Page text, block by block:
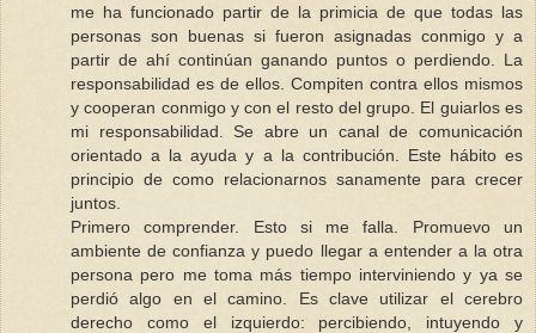
me ha funcionado partir de la primicia de que todas las
personas son buenas si fueron asignadas conmigo y a
partir de ahí continúan ganando puntos o perdiendo. La
responsabilidad es de ellos. Compiten contra ellos mismos
y cooperan conmigo y con el resto del grupo. El guiarlos es
mi responsabilidad. Se abre un canal de comunicación
orientado a la ayuda y a la contribución. Este hábito es
principio de como relacionarnos sanamente para crecer
juntos.
Primero comprender. Esto si me falla. Promuevo un
ambiente de confianza y puedo llegar a entender a la otra
persona pero me toma más tiempo interviniendo y ya se
perdió algo en el camino. Es clave utilizar el cerebro
derecho como el izquierdo: percibiendo, intuyendo y